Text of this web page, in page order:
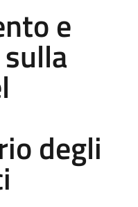
e
degli